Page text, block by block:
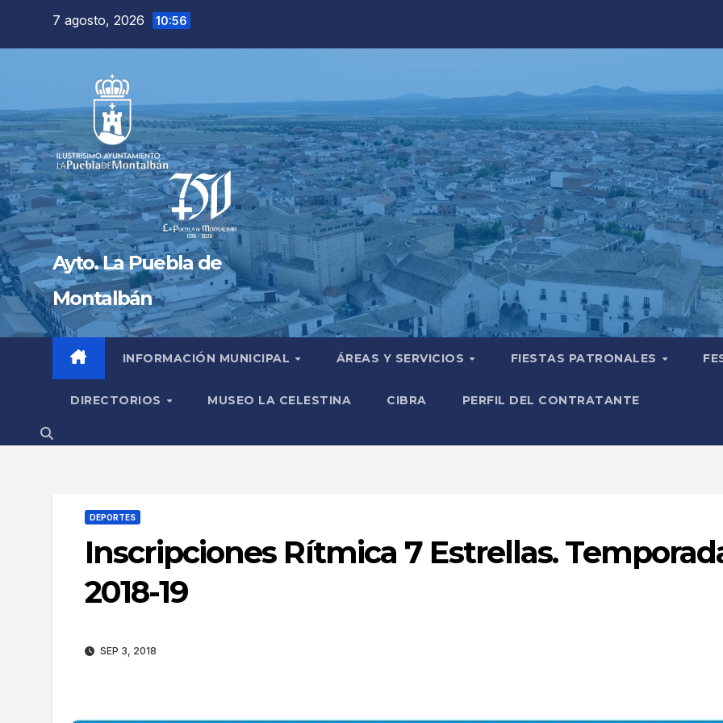
7 agosto, 2026 10:56
Ayto. La Puebla de
Montalbán
INFORMACIÓN MUNICIPAL ÁREAS Y SERVICIOS FIESTAS PATRONALES
DIRECTORIOS MUSEO LA CELESTINA CIBRA PERFIL DEL CONTRATANTE
DEPORTES
Inscripciones Rítmica 7 Estrellas.
2018-19
SEP 3, 2018